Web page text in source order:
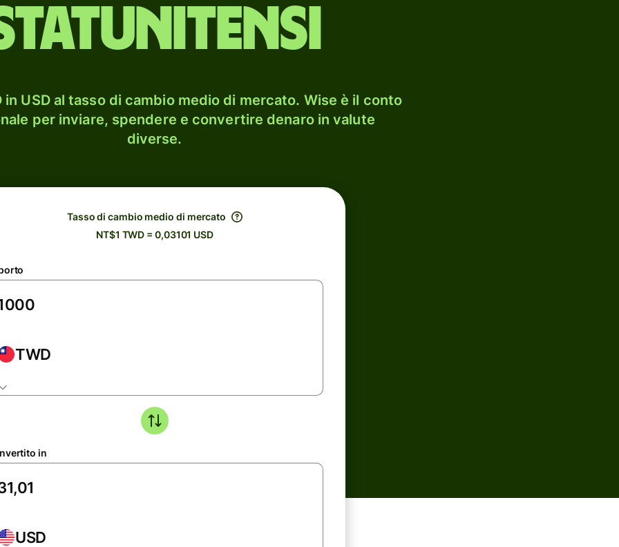
USD al tasso di cambio medio di mercato. Wise è il conto
per inviare, spendere e convertire denaro in valute
diverse.
Tasso di cambio medio di mercato
NT$1 TWD = 0,03101 USD
TWD
in
USD